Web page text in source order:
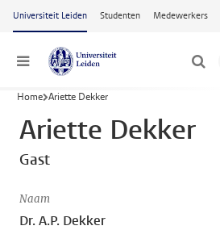
Ga naar hoofdinhoud
Universiteit Leiden Studenten Medewerkers
Menu
Home Ariette Dekker
Ariette Dekker
Gast
Naam
Dr. A.P. Dekker